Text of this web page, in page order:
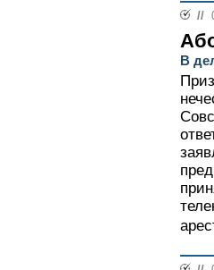
//
В